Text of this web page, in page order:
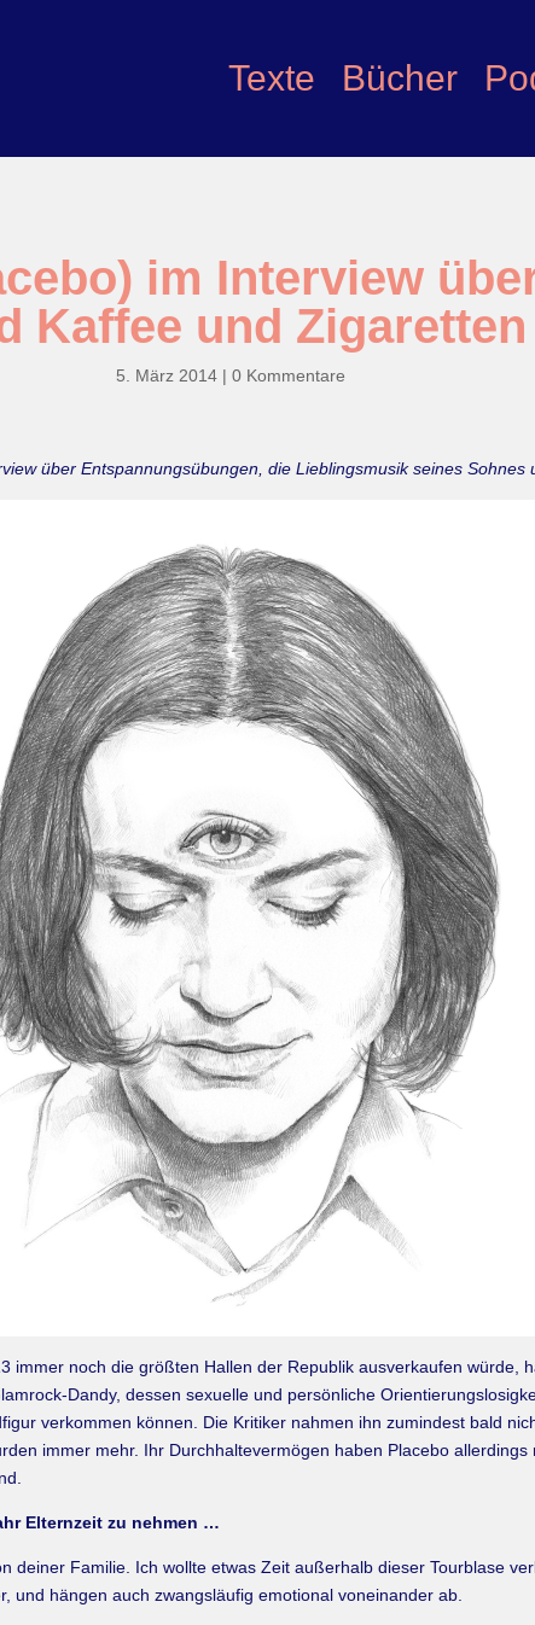
Texte Bücher
im Interview
Kaffee und Zigaretten
5. März 2014 | 0 Kommentare
über Entspannungsübungen, die Lieblingsmusik seines Sohnes
immer noch die größten Hallen der Republik ausverkaufen würde,
Dandy, dessen sexuelle und persönliche
verkommen können. Die Kritiker nahmen ihn zumindest bald
immer mehr. Ihr Durchhaltevermögen haben Placebo allerdings
Elternzeit zu nehmen …
deiner Familie. Ich wollte etwas Zeit außerhalb dieser Tourblase
und hängen auch zwangsläufig emotional voneinander ab.